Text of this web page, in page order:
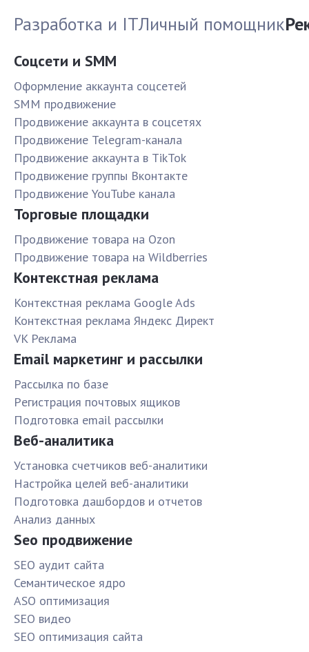
Разработка и ITЛичный помощник
Соцсети и SMM
Оформление аккаунта соцсетей
SMM продвижение
Продвижение аккаунта в соцсетях
Продвижение Telegram-канала
Продвижение аккаунта в TikTok
Продвижение группы Вконтакте
Продвижение YouTube канала
Торговые площадки
Продвижение товара на Ozon
Продвижение товара на Wildberries
Контекстная реклама
Контекстная реклама Google Ads
Контекстная реклама Яндекс Директ
VK Реклама
Email маркетинг и рассылки
Рассылка по базе
Pегистрация почтовых ящиков
Подготовка email рассылки
Веб-аналитика
Установка счетчиков веб-аналитики
Настройка целей веб-аналитики
Подготовка дашбордов и отчетов
Анализ данных
Seo продвижение
SЕО аудит сайта
Семантическое ядро
ASO оптимизация
SЕО видео
SЕО оптимизация сайта